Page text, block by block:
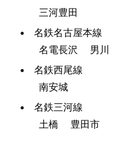
三河豊田
名鉄名古屋本線
名電長沢
男川
名鉄西尾線
南安城
名鉄三河線
土橋
豊田市